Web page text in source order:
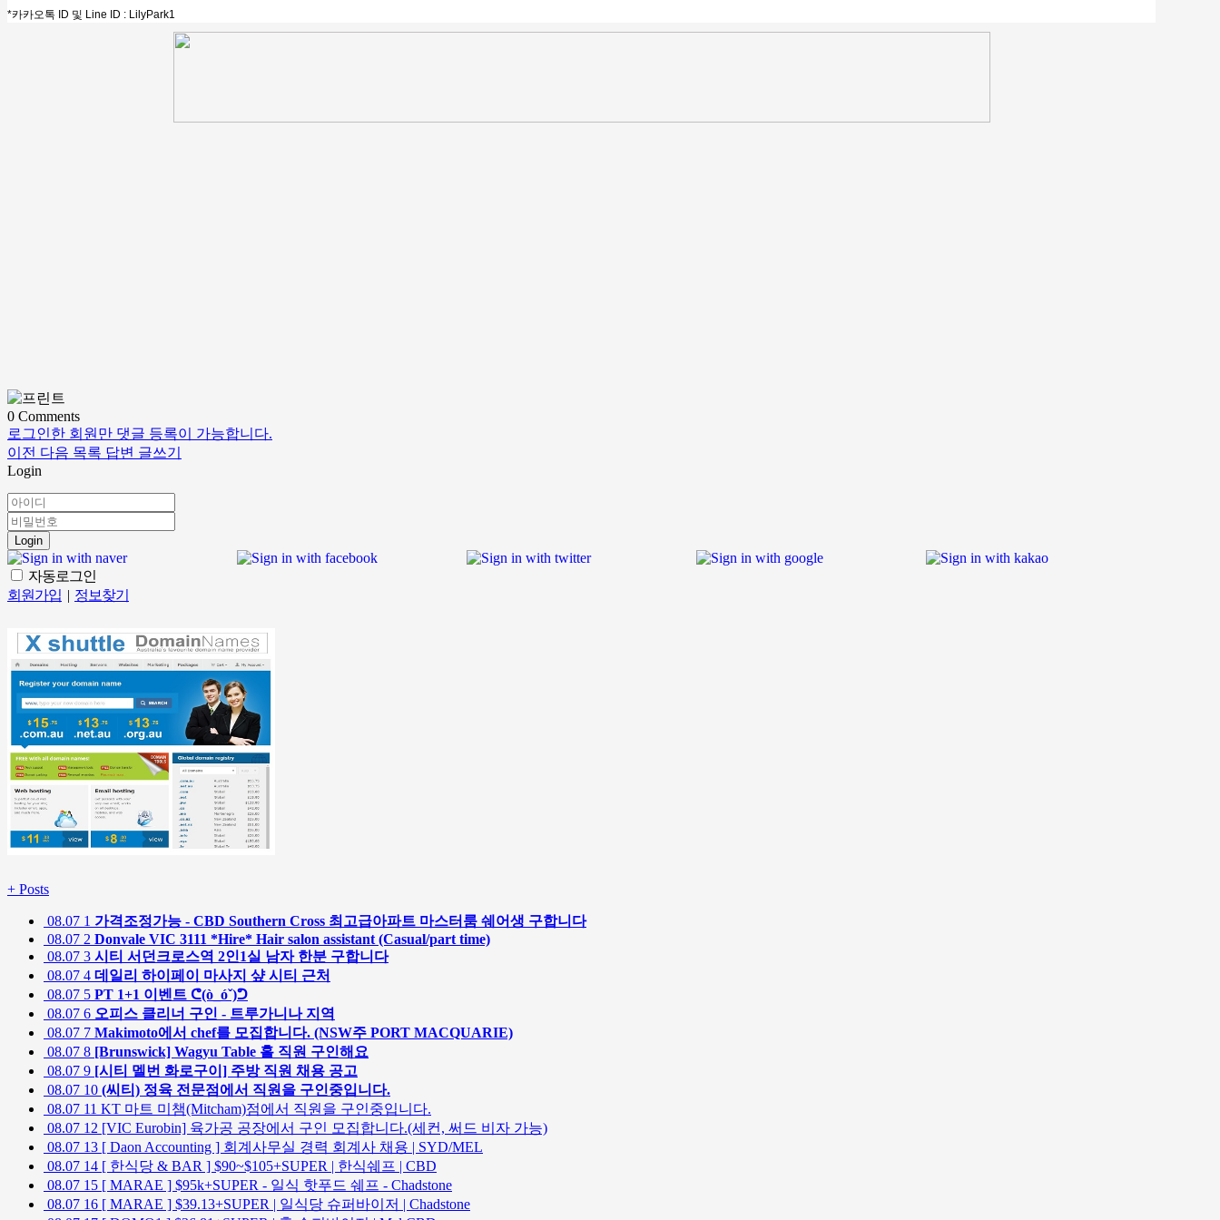
*카카오톡 ID 및 Line ID : LilyPark1
0 Comments
로그인한 회원만 댓글 등록이 가능합니다.
이전 다음 목록 답변 글쓰기
Login
Login
자동로그인
회원가입 | 정보찾기
+ Posts
08.07 1 가격조정가능 - CBD Southern Cross 최고급아파트 마스터룸 쉐어생 구합니다
08.07 2 Donvale VIC 3111 *Hire* Hair salon assistant (Casual/part time)
08.07 3 시티 서던크로스역 2인1실 남자 한분 구합니다
08.07 4 데일리 하이페이 마사지 샾 시티 근처
08.07 5 PT 1+1 이벤트 ᕦ(ò_óˇ)ᕤ
08.07 6 오피스 클리너 구인 - 트루가니나 지역
08.07 7 Makimoto에서 chef를 모집합니다. (NSW주 PORT MACQUARIE)
08.07 8 [Brunswick] Wagyu Table 홀 직원 구인해요
08.07 9 [시티 멜번 화로구이] 주방 직원 채용 공고
08.07 10 (씨티) 정육 전문점에서 직원을 구인중입니다.
08.07 11 KT 마트 미챔(Mitcham)점에서 직원을 구인중입니다.
08.07 12 [VIC Eurobin] 육가공 공장에서 구인 모집합니다.(세컨, 써드 비자 가능)
08.07 13 [ Daon Accounting ] 회계사무실 경력 회계사 채용 | SYD/MEL
08.07 14 [ 한식당 & BAR ] $90~$105+SUPER | 한식쉐프 | CBD
08.07 15 [ MARAE ] $95k+SUPER - 일식 핫푸드 쉐프 - Chadstone
08.07 16 [ MARAE ] $39.13+SUPER | 일식당 슈퍼바이저 | Chadstone